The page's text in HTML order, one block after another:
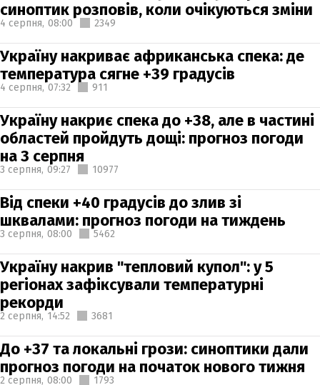
синоптик розповів, коли очікуються зміни
4 серпня, 08:00 2349
Україну накриває африканська спека: де
температура сягне +39 градусів
4 серпня, 07:32 911
Україну накриє спека до +38, але в частині
областей пройдуть дощі: прогноз погоди
на 3 серпня
3 серпня, 09:27 10977
Від спеки +40 градусів до злив зі
шквалами: прогноз погоди на тиждень
3 серпня, 08:00 5462
Україну накрив "тепловий купол": у 5
регіонах зафіксували температурні
рекорди
2 серпня, 14:52 3681
До +37 та локальні грози: синоптики дали
прогноз погоди на початок нового тижня
2 серпня, 08:00 1793